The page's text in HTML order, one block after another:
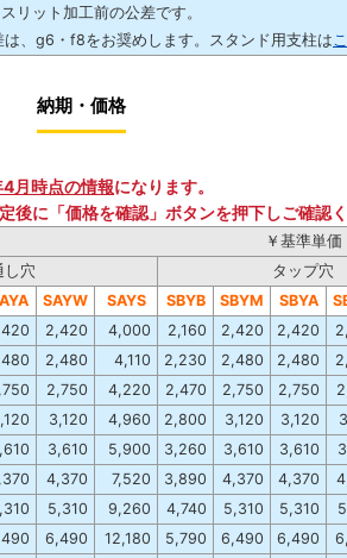
リット加工前の公差です。
、g6・f8をお奨めします。スタンド用支柱は
納期・価格
月時点の情報になります。
後に「価格を確認」ボタンを押下しご確認
￥基準単価
し穴
タップ穴
SAYW SAYS SBYB SBYM SBYA
2,420 4,000 2,160 2,420 2,420
2,480 4,110 2,230 2,480 2,480
2,750 4,220 2,470 2,750 2,750
3,120 4,960 2,800 3,120 3,120
3,610 5,900 3,260 3,610 3,610
4,370 7,520 3,890 4,370 4,370
5,310 9,260 4,740 5,310 5,310
6,490 12,180 5,790 6,490 6,490